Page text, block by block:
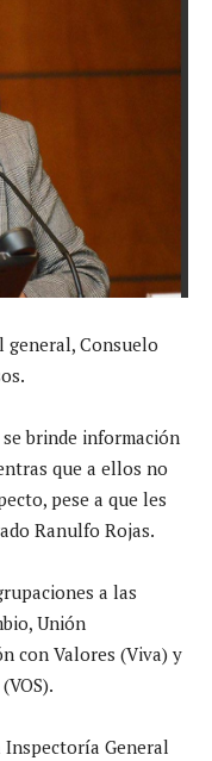
general, Consuelo
brinde información
que a ellos no
pese a que les
Ranulfo Rojas.
a las
Unión
con Valores (Viva) y
General